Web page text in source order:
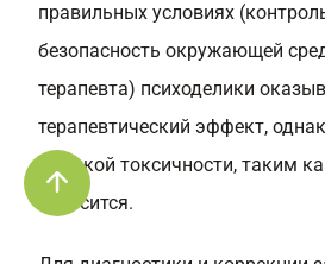
правильных условиях
безопасность окружающей
терапевта) психоделики
терапевтический эффект,
высокой токсичности, таким
относится.